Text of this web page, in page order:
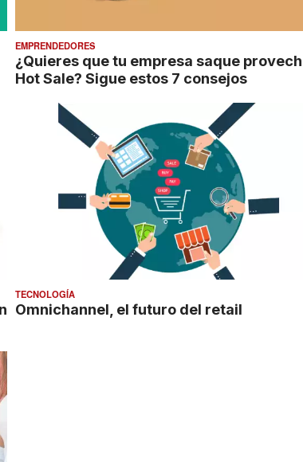
EMPRENDEDORES
¿Quieres que tu empresa saque
Hot Sale? Sigue estos 7 consejos
TECNOLOGÍA
Omnichannel, el futuro del retail